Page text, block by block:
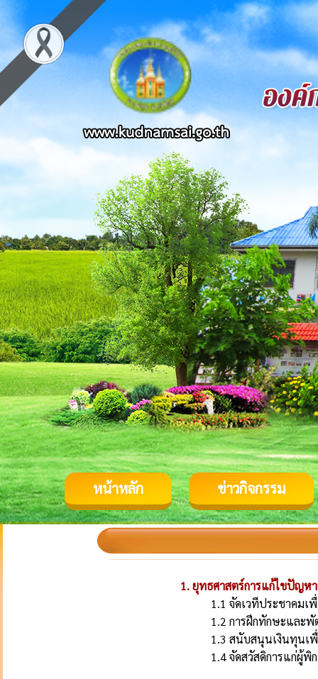
หน้าหลัก ข่าวกิจกรรม
1. ยุทธศาสตร์การแก้ไขปัญห
1.1 จัดเวทีประชาคมเ
1.2 การฝึกทักษะและ
1.3 สนับสนุนเงินทุนเ
1.4 จัดสวัสดิการแก่ผู้พิ